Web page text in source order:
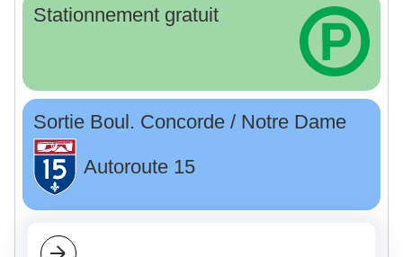
Stationnement gratuit
Sortie Boul. Concorde / Notre Dame
Autoroute 15